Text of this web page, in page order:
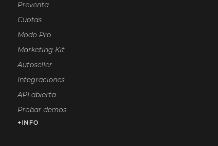
Preventa
Cuotas
Modo Pro
Marketing Kit
Autoseller
Integraciones
API abierta
Probar demos
+INFO